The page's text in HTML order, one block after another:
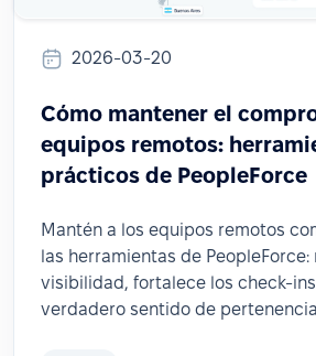
2026-03-20
Cómo mantener el
equipos remotos:
prácticos de PeopleForce
Mantén a los equipos remotos
las herramientas de PeopleForce:
visibilidad, fortalece los check-
verdadero sentido de